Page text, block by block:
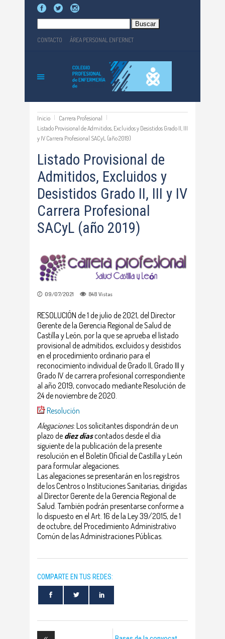
CONTACTO ÁREA PERSONAL ENFERNET
Inicio
Carrera Profesional
Listado Provisional de Admitidos, Excluidos y Desistidos Grado II, III
y IV Carrera Profesional SACyL (año 2019)
Listado Provisional de
Admitidos, Excluidos y
Desistidos Grado II, III y IV
Carrera Profesional
SACyL (año 2019)
09/07/2021 848 Vistas
RESOLUCIÓN de 1 de julio de 2021, del Director
Gerente de la Gerencia Regional de Salud de
Castilla y León, por la que se aprueba el listado
provisional de admitidos, excluidos y desistidos
en el procedimiento ordinario para el
reconocimiento individual de Grado II, Grado III y
Grado IV de carrera profesional correspondiente
al año 2019, convocado mediante Resolución de
24 de noviembre de 2020.
Resolución
Alegaciones: Los solicitantes dispondrán de un
plazo de diez díascontados desde el día
siguiente de la publicación de la presente
resolución en el Boletín Oficial de Castilla y León
para formular alegaciones.
Las alegaciones se presentarán en los registros
de los Centros o Instituciones Sanitarias, dirigidas
al Director Gerente de la Gerencia Regional de
Salud. También podrán presentarse conforme a
lo dispuesto en el Art. 16 de la Ley 39/2015, de 1
de octubre, del Procedimiento Administrativo
Común de las Administraciones Públicas.
COMPARTE EN TUS REDES: